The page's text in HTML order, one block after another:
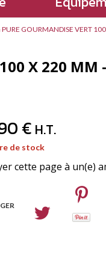
GOURMANDISE VERT
X 220
€ H.T.
de stock
cette page à un(e)